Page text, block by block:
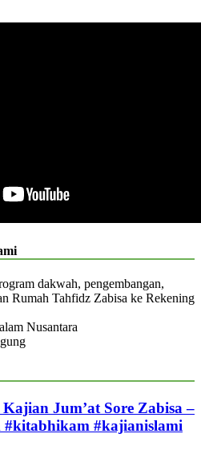
dakwah, pengembangan,
Rumah Tahfidz Zabisa ke Rekening
Nusantara
Jum’at Sore Zabisa –
#kajianislami